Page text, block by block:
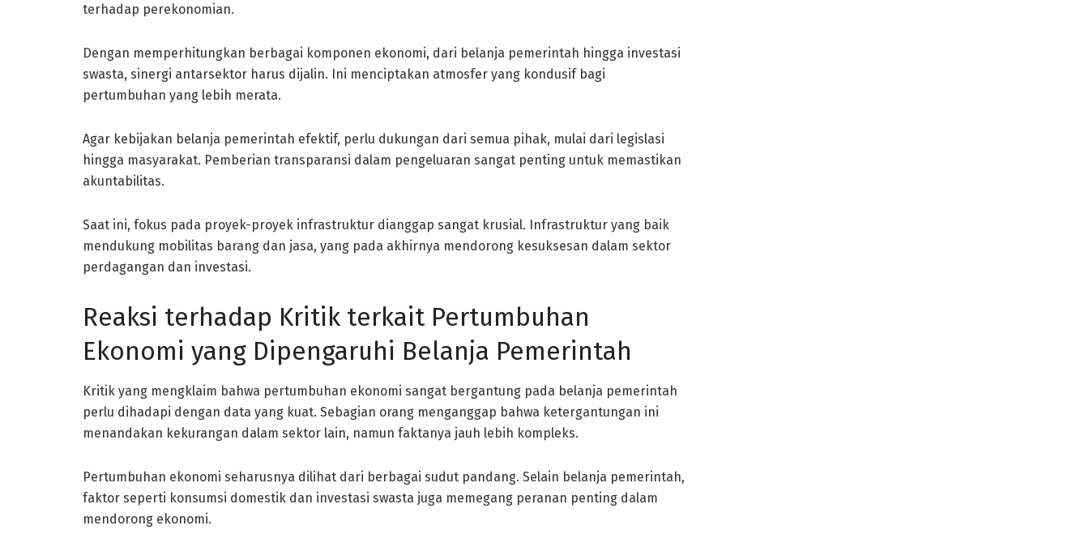
terhadap perekonomian.
Dengan memperhitungkan berbagai komponen ekonomi, dari belanja pemerintah hingga investasi
swasta, sinergi antarsektor harus dijalin. Ini menciptakan atmosfer yang kondusif bagi
pertumbuhan yang lebih merata.
Agar kebijakan belanja pemerintah efektif, perlu dukungan dari semua pihak, mulai dari legislasi
hingga masyarakat. Pemberian transparansi dalam pengeluaran sangat penting untuk memastikan
akuntabilitas.
Saat ini, fokus pada proyek-proyek infrastruktur dianggap sangat krusial. Infrastruktur yang baik
mendukung mobilitas barang dan jasa, yang pada akhirnya mendorong kesuksesan dalam sektor
perdagangan dan investasi.
Reaksi terhadap Kritik terkait Pertumbuhan
Ekonomi yang Dipengaruhi Belanja Pemerintah
Kritik yang mengklaim bahwa pertumbuhan ekonomi sangat bergantung pada belanja pemerintah
perlu dihadapi dengan data yang kuat. Sebagian orang menganggap bahwa ketergantungan ini
menandakan kekurangan dalam sektor lain, namun faktanya jauh lebih kompleks.
Pertumbuhan ekonomi seharusnya dilihat dari berbagai sudut pandang. Selain belanja pemerintah,
faktor seperti konsumsi domestik dan investasi swasta juga memegang peranan penting dalam
mendorong ekonomi.